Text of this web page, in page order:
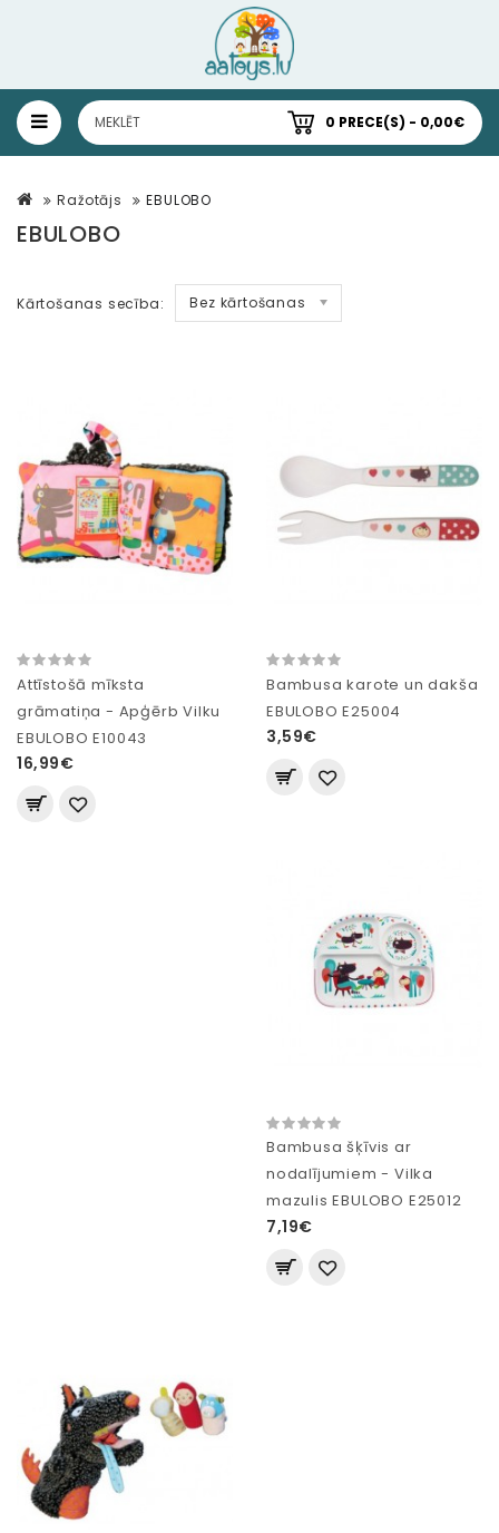
0 PRECE(S) - 0,00€
Ražotājs EBULOBO
EBULOBO
Kārtošanas secība: Bez kārtošanas
Attīstošā mīksta
grāmatiņa - Apģērb Vilku
EBULOBO E10043
16,99€
Bambusa karote un dakša
EBULOBO E25004
3,59€
Bambusa šķīvis ar
nodalījumiem - Vilka
mazulis EBULOBO E25012
7,19€